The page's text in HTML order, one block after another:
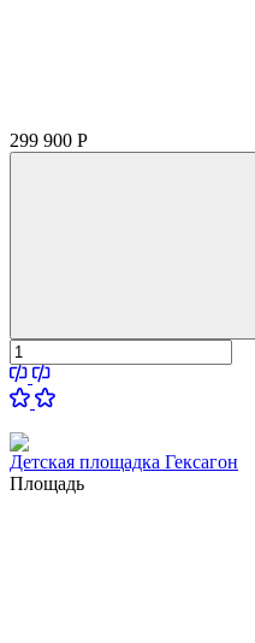
299 900 Р
Детская площадка Гексагон
Площадь